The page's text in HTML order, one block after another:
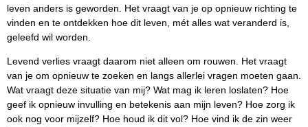
leven anders is geworden. Het vraagt van je op opnieuw richting te
vinden en te ontdekken hoe dit leven, mét alles wat veranderd is,
geleefd wil worden.
Levend verlies vraagt daarom niet alleen om rouwen. Het vraagt
van je om opnieuw te zoeken en langs allerlei vragen moeten gaan.
Wat vraagt deze situatie van mij? Wat mag ik leren loslaten? Hoe
geef ik opnieuw invulling en betekenis aan mijn leven? Hoe zorg ik
ook nog voor mijzelf? Hoe houd ik dit vol? Hoe vind ik de zin weer